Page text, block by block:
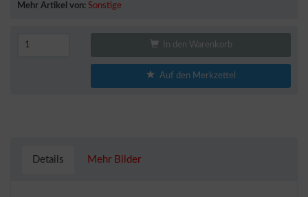
Mehr Artikel von: Sonstige
In den Warenkorb
Auf den Merkzettel
Details Mehr Bilder